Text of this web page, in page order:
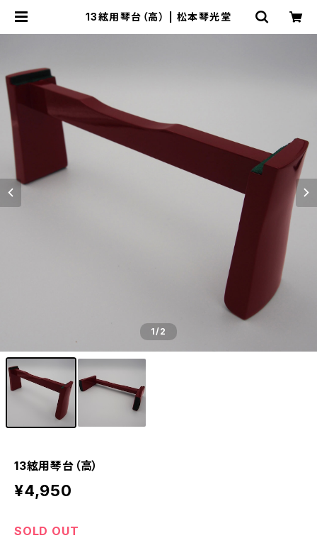
13絃用琴台（高） | 松本琴光堂
1/2
13絃用琴台（高）
¥4,950
SOLD OUT